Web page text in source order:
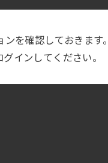
を確認しておきます。
インしてください。